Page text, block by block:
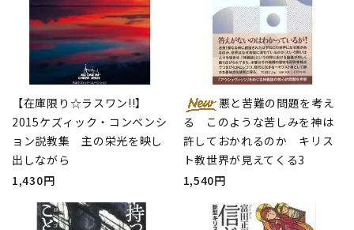
【在庫限り☆ラスワン!!】
2015ケズィック・コンベンシ
ョン説教集 主の栄光を映し
出しながら
1,430円
悪と苦難の問題を考え
る このような苦しみを神は
許しておかれるのか キリス
ト教世界が見えてくる3
1,540円